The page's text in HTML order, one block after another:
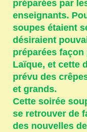
préparées par
enseignants.
soupes étaient
désiraient
préparées façon
Laïque, et cette
prévu des
et grands.
Cette soirée
se retrouver de
des nouvelles